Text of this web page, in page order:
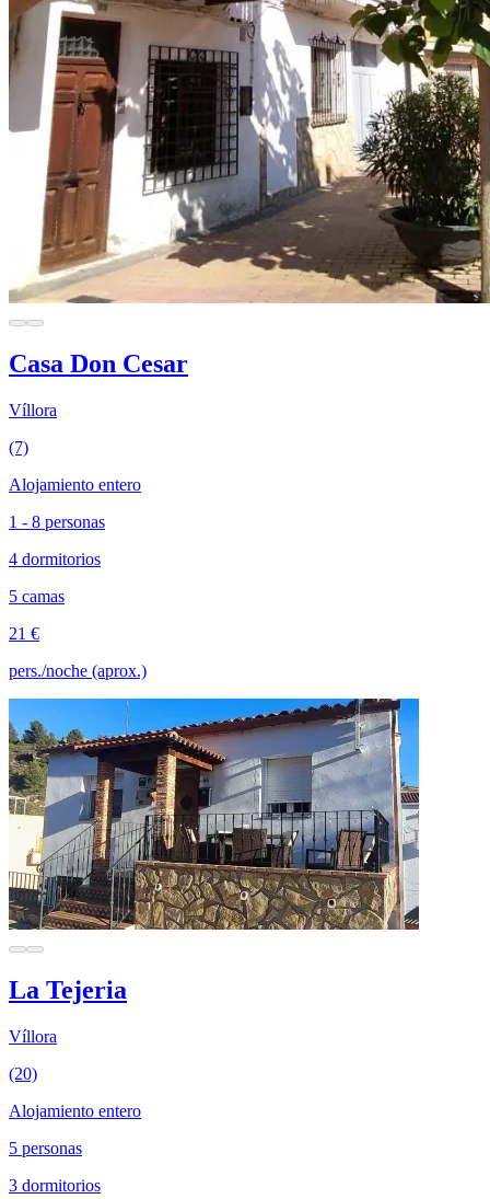
Casa Don Cesar
Víllora
(7)
Alojamiento entero
1 - 8 personas
4 dormitorios
5 camas
21 €
pers./noche (aprox.)
La Tejeria
Víllora
(20)
Alojamiento entero
5 personas
3 dormitorios